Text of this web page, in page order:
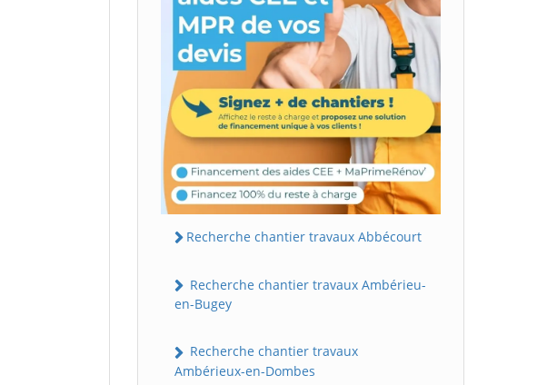
Recherche chantier travaux Abbécourt
Recherche chantier travaux Ambérieu-
en-Bugey
Recherche chantier travaux
Ambérieux-en-Dombes